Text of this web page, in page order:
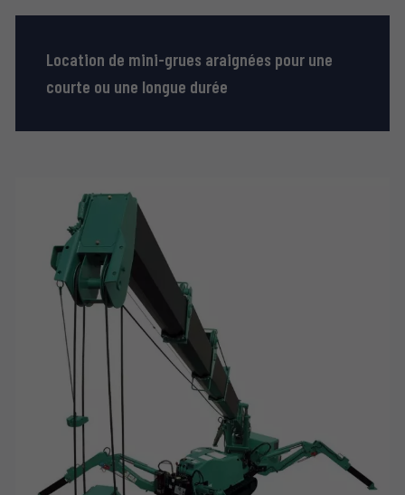
Location de mini-grues araignées pour une
courte ou une longue durée